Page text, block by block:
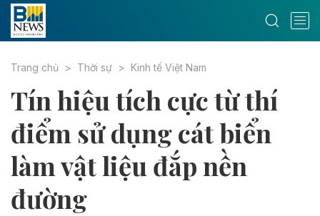
Trang chủ Thời sự Kinh tế Việt Nam
Tín hiệu tích cực từ thí
điểm sử dụng cát biển
làm vật liệu đắp nền
đường